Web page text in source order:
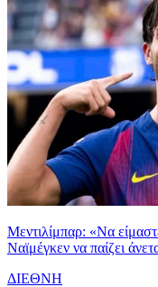
Μεντιλίμπαρ: «Να
Ναϊμέγκεν να παίζει
ΔΙΕΘΝΗ